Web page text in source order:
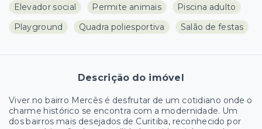
Elevador social
Permite animais
Piscina adulto
Playground
Quadra poliesportiva Salão de festas
Descrição do imóvel
Viver no bairro Mercês é desfrutar de um cotidiano onde o
charme histórico se encontra com a modernidade. Um
dos bairros mais desejados de Curitiba, reconhecido por